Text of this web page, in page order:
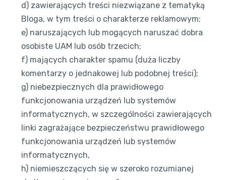
d) zawierających treści niezwiązane z tematyką
Bloga, w tym treści o charakterze reklamowym;
e) naruszających lub mogących naruszać dobra
osobiste UAM lub osób trzecich;
f) mających charakter spamu (duża liczby
komentarzy o jednakowej lub podobnej treści);
g) niebezpiecznych dla prawidłowego
funkcjonowania urządzeń lub systemów
informatycznych, w szczególności zawierających
linki zagrażające bezpieczeństwu prawidłowego
funkcjonowania urządzeń lub systemów
informatycznych,
h) niemieszczących się w szeroko rozumianej